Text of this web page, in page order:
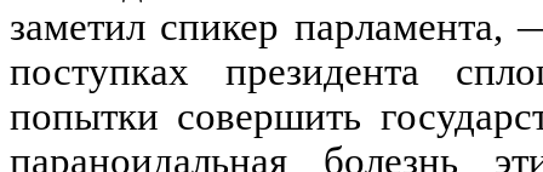
заметил спикер парламента,
поступках президента
попытки совершить
параноидальная болезнь